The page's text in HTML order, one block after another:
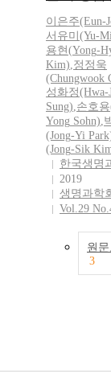
이은주(Eun-
서유미(Yu-
용현(Yong-
Kim),정정욱
(Chungwook
성화정(Hwa-
Sung),손호
Yong Sohn),
(Jong-Yi
(Jong-Sik
한국생명
2019
생명과학
Vol.29
원
3